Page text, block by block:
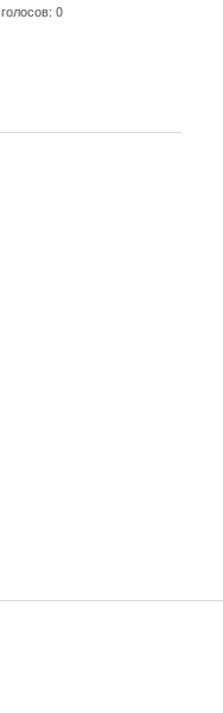
голосов:0